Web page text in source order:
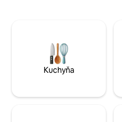
potoka, prechádzať sa po lesoch a
poliach v spoločnosti veveričiek a
jeleňov, veslovať na Dunaji.
Kuchyňa